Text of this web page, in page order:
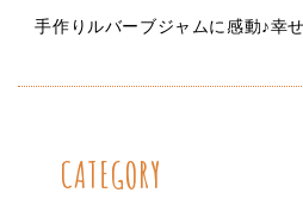
手作りルバーブジャムに感動♪幸
CATEGORY